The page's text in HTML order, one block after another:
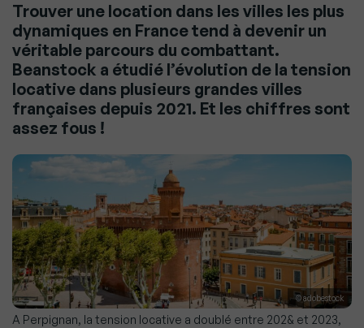
Trouver une location dans les villes les plus
dynamiques en France tend à devenir un
véritable parcours du combattant.
Beanstock a étudié l’évolution de la tension
locative dans plusieurs grandes villes
françaises depuis 2021. Et les chiffres sont
assez fous !
© adobestock
A Perpignan, la tension locative a doublé entre 202& et 2023,